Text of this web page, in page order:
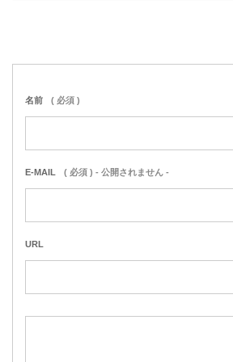
名前 ( 必須 )
E-MAIL ( 必須 ) - 公開されません -
URL